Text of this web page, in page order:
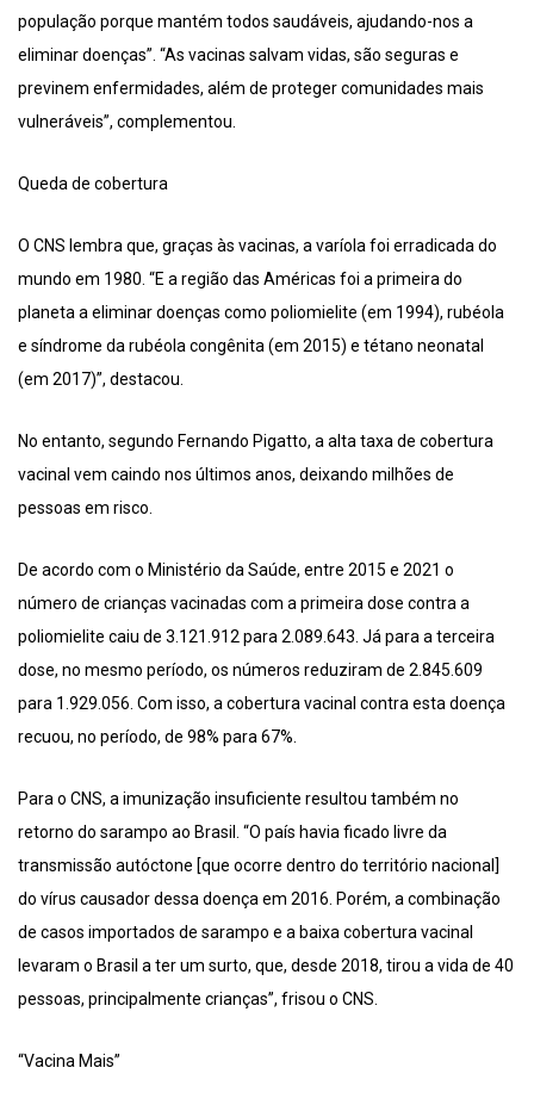
população porque mantém todos saudáveis, ajudando-nos a
eliminar doenças”. “As vacinas salvam vidas, são seguras e
previnem enfermidades, além de proteger comunidades mais
vulneráveis”, complementou.
Queda de cobertura
O CNS lembra que, graças às vacinas, a varíola foi erradicada do
mundo em 1980. “E a região das Américas foi a primeira do
planeta a eliminar doenças como poliomielite (em 1994), rubéola
e síndrome da rubéola congênita (em 2015) e tétano neonatal
(em 2017)”, destacou.
No entanto, segundo Fernando Pigatto, a alta taxa de cobertura
vacinal vem caindo nos últimos anos, deixando milhões de
pessoas em risco.
De acordo com o Ministério da Saúde, entre 2015 e 2021 o
número de crianças vacinadas com a primeira dose contra a
poliomielite caiu de 3.121.912 para 2.089.643. Já para a terceira
dose, no mesmo período, os números reduziram de 2.845.609
para 1.929.056. Com isso, a cobertura vacinal contra esta doença
recuou, no período, de 98% para 67%.
Para o CNS, a imunização insuficiente resultou também no
retorno do sarampo ao Brasil. “O país havia ficado livre da
transmissão autóctone [que ocorre dentro do território nacional]
do vírus causador dessa doença em 2016. Porém, a combinação
de casos importados de sarampo e a baixa cobertura vacinal
levaram o Brasil a ter um surto, que, desde 2018, tirou a vida de 40
pessoas, principalmente crianças”, frisou o CNS.
“Vacina Mais”